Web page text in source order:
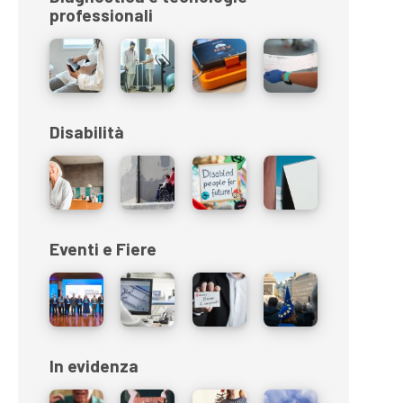
professionali
Disabilità
Eventi e Fiere
In evidenza